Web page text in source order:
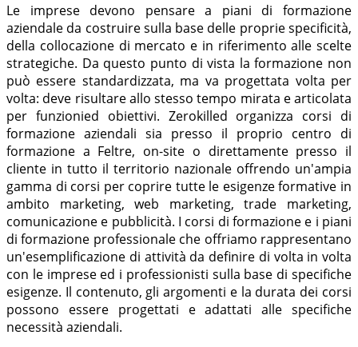
Le imprese devono pensare a piani di formazione
aziendale da costruire sulla base delle proprie specificità,
della collocazione di mercato e in riferimento alle scelte
strategiche. Da questo punto di vista la formazione non
può essere standardizzata, ma va progettata volta per
volta: deve risultare allo stesso tempo mirata e articolata
per funzionied obiettivi. Zerokilled organizza corsi di
formazione aziendali sia presso il proprio centro di
formazione a Feltre, on-site o direttamente presso il
cliente in tutto il territorio nazionale offrendo un'ampia
gamma di corsi per coprire tutte le esigenze formative in
ambito marketing, web marketing, trade marketing,
comunicazione e pubblicità. I corsi di formazione e i piani
di formazione professionale che offriamo rappresentano
un'esemplificazione di attività da definire di volta in volta
con le imprese ed i professionisti sulla base di specifiche
esigenze. Il contenuto, gli argomenti e la durata dei corsi
possono essere progettati e adattati alle specifiche
necessità aziendali.